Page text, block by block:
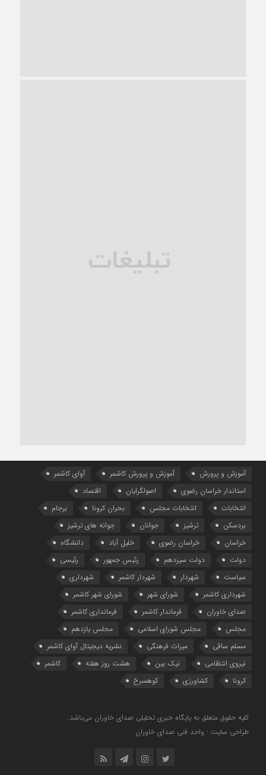
آموزش و پرورش آموزش و پرورش کاشمر
آوای کاشمر
استاندار خراسان رضوی
اصولگرایان
اقتصاد
انتخابات
انتخابات مجلس بحران کرونا
برجام
بردسکن
ترشیز جوانان
جوانه های ترشیز
خراسان
خراسان رضوی خلیل آباد
دانشگاه
دولت
دولت سیزدهم رئیس جمهور
رئیسی
سیاست
شهردار شهردار کاشمر
شهرداری
شهرداری کاشمر
شورای شهر
شورای شهر کاشمر
صدای خاوران
فرماندار کاشمر
فرمانداری کاشمر
مجلس
مجلس شورای اسلامی
مجلس یازدهم
مسلم ساقی
میراث فرهنگی
نشریه دیجیتال آوای کاشمر
نیروی انتظامی
نیک بین هشت روز هفته
کاشمر
کرونا
کشاورزی کوهسرخ
کلیه حقوق متعلق به پایگاه خبری تحلیلی صدای خاوران می‌باشد.
طراحی سایت : واحد فنی صدای خاوران